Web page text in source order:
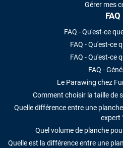
Gérer mes
FAQ
FAQ - Qu'est-ce
FAQ - Qu'est-ce
FAQ - Qu'est-ce
FAQ -
Le Parawing chez
Comment choisir la taille de
Quelle différence entre une
expert
Quel volume de planche
Quelle est la différence entre une